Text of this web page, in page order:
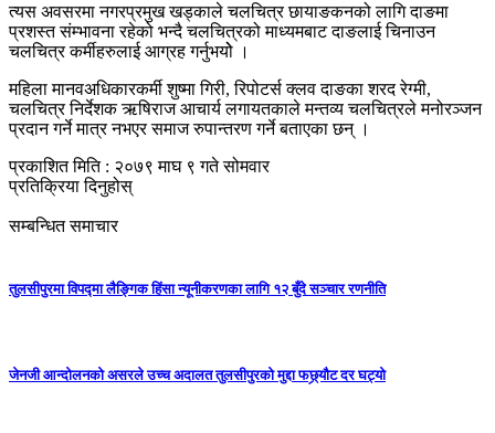
त्यस अवसरमा नगरप्रमुख खड्काले चलचित्र छायाङकनको लागि दाङमा
प्रशस्त संम्भावना रहेको भन्दै चलचित्रको माध्यमबाट दाङलाई चिनाउन
चलचित्र कर्मीहरुलाई आग्रह गर्नुभयोे ।
महिला मानवअधिकारकर्मी शुष्मा गिरी, रिपोटर्स क्लव दाङका शरद रेग्मी,
चलचित्र निर्देशक ऋषिराज आचार्य लगायतकाले मन्तव्य चलचित्रले मनोरञ्जन
प्रदान गर्ने मात्र नभएर समाज रुपान्तरण गर्ने बताएका छन् ।
प्रकाशित मिति : २०७९ माघ ९ गते सोमवार
प्रतिक्रिया दिनुहोस्
सम्बन्धित समाचार
तुलसीपुरमा विपद्मा लैङ्गिक हिंसा न्यूनीकरणका लागि १२ बुँदे सञ्चार रणनीति
जेनजी आन्दोलनको असरले उच्च अदालत तुलसीपुरको मुद्दा फछ्र्यौट दर घट्यो